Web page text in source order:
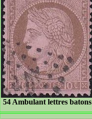
54 Ambulant lettres batons